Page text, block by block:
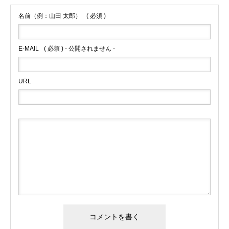
名前（例：山田 太郎） ( 必須 )
E-MAIL ( 必須 ) - 公開されません -
URL